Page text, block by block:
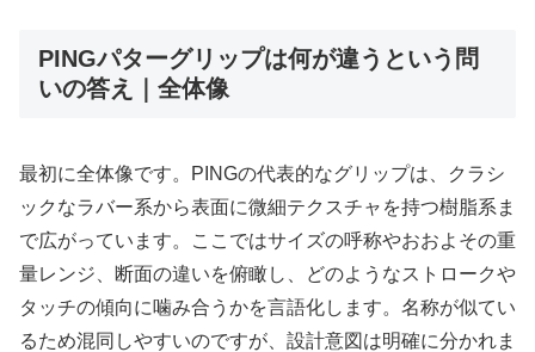
PINGパターグリップは何が違うという問
いの答え｜全体像
最初に全体像です。PINGの代表的なグリップは、クラシ
ックなラバー系から表面に微細テクスチャを持つ樹脂系ま
で広がっています。ここではサイズの呼称やおおよその重
量レンジ、断面の違いを俯瞰し、どのようなストロークや
タッチの傾向に噛み合うかを言語化します。名称が似てい
るため混同しやすいのですが、設計意図は明確に分かれま